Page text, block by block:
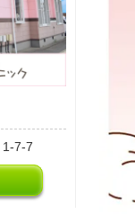
1-7-7